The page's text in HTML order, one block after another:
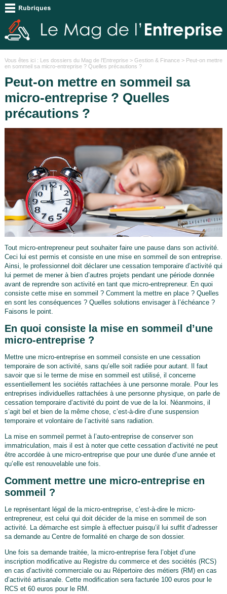
Vous êtes ici : Les dossiers du Mag de l'Entreprise> Gestion & Finance> Peut-on mettre
en sommeil sa micro-entreprise ? Quelles précautions ?
Peut-on mettre en sommeil sa
micro-entreprise ? Quelles
précautions ?
Tout micro-entrepreneur peut souhaiter faire une pause dans son activité.
Ceci lui est permis et consiste en une mise en sommeil de son entreprise.
Ainsi, le professionnel doit déclarer une cessation temporaire d’activité qui
lui permet de mener à bien d’autres projets pendant une période donnée
avant de reprendre son activité en tant que micro-entrepreneur. En quoi
consiste cette mise en sommeil ? Comment la mettre en place ? Quelles
en sont les conséquences ? Quelles solutions envisager à l’échéance ?
Faisons le point.
En quoi consiste la mise en sommeil d’une
micro-entreprise ?
Mettre une micro-entreprise en sommeil consiste en une cessation
temporaire de son activité, sans qu’elle soit radiée pour autant. Il faut
savoir que si le terme de mise en sommeil est utilisé, il concerne
essentiellement les sociétés rattachées à une personne morale. Pour les
entreprises individuelles rattachées à une personne physique, on parle de
cessation temporaire d’activité du point de vue de la loi. Néanmoins, il
s’agit bel et bien de la même chose, c’est-à-dire d’une suspension
temporaire et volontaire de l’activité sans radiation.
La mise en sommeil permet à l’auto-entreprise de conserver son
immatriculation, mais il est à noter que cette cessation d’activité ne peut
être accordée à une micro-entreprise que pour une durée d’une année et
qu’elle est renouvelable une fois.
Comment mettre une micro-entreprise en
sommeil ?
Le représentant légal de la micro-entreprise, c’est-à-dire le micro-
entrepreneur, est celui qui doit décider de la mise en sommeil de son
activité. La démarche est simple à effectuer puisqu’il lui suffit d’adresser
sa demande au Centre de formalité en charge de son dossier.
Une fois sa demande traitée, la micro-entreprise fera l’objet d’une
inscription modificative au Registre du commerce et des sociétés (RCS)
en cas d’activité commerciale ou au Répertoire des métiers (RM) en cas
d’activité artisanale. Cette modification sera facturée 100 euros pour le
RCS et 60 euros pour le RM.